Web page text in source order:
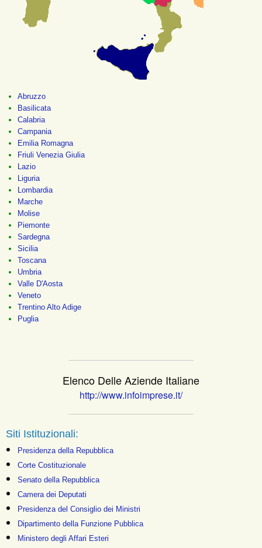
Abruzzo
Basilicata
Calabria
Campania
Emilia Romagna
Friuli Venezia Giulia
Lazio
Liguria
Lombardia
Marche
Molise
Piemonte
Sardegna
Sicilia
Toscana
Umbria
Valle D'Aosta
Veneto
Trentino Alto Adige
Puglia
Elenco Delle Aziende Italiane
http://www.infoimprese.it/
Siti Istituzionali:
Presidenza della Repubblica
Corte Costituzionale
Senato della Repubblica
Camera dei Deputati
Presidenza del Consiglio dei Ministri
Dipartimento della Funzione Pubblica
Ministero degli Affari Esteri